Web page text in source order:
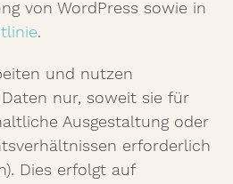
von WordPress sowie in
.
und nutzen
nur, soweit sie für
Ausgestaltung oder
erforderlich
Dies erfolgt auf